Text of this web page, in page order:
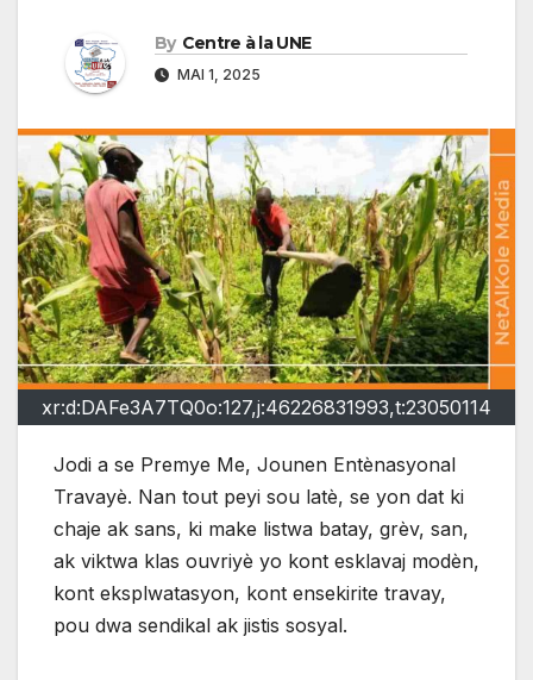
By Centre à la UNE
MAI 1, 2025
xr:d:DAFe3A7TQ0o:127,j:46226831993,t:23050114
Jodi a se Premye Me, Jounen Entènasyonal
Travayè. Nan tout peyi sou latè, se yon dat ki
chaje ak sans, ki make listwa batay, grèv, san,
ak viktwa klas ouvriyè yo kont esklavaj modèn,
kont eksplwatasyon, kont ensekirite travay,
pou dwa sendikal ak jistis sosyal.